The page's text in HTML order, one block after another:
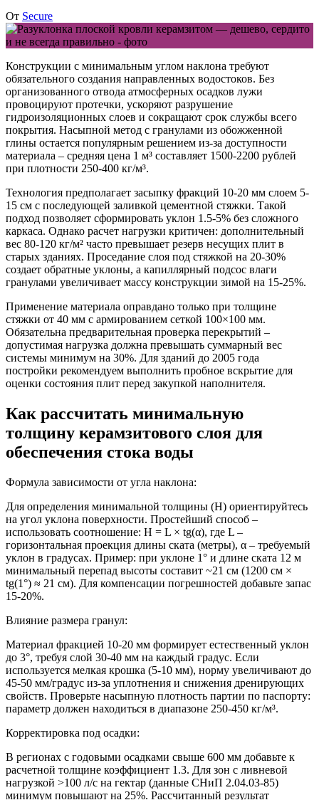
От Secure
Конструкции с минимальным углом наклона требуют
обязательного создания направленных водостоков. Без
организованного отвода атмосферных осадков лужи
провоцируют протечки, ускоряют разрушение
гидроизоляционных слоев и сокращают срок службы всего
покрытия. Насыпной метод с гранулами из обожженной
глины остается популярным решением из-за доступности
материала – средняя цена 1 м³ составляет 1500-2200 рублей
при плотности 250-400 кг/м³.
Технология предполагает засыпку фракций 10-20 мм слоем 5-
15 см с последующей заливкой цементной стяжки. Такой
подход позволяет сформировать уклон 1.5-5% без сложного
каркаса. Однако расчет нагрузки критичен: дополнительный
вес 80-120 кг/м² часто превышает резерв несущих плит в
старых зданиях. Проседание слоя под стяжкой на 20-30%
создает обратные уклоны, а капиллярный подсос влаги
гранулами увеличивает массу конструкции зимой на 15-25%.
Применение материала оправдано только при толщине
стяжки от 40 мм с армированием сеткой 100×100 мм.
Обязательна предварительная проверка перекрытий –
допустимая нагрузка должна превышать суммарный вес
системы минимум на 30%. Для зданий до 2005 года
постройки рекомендуем выполнить пробное вскрытие для
оценки состояния плит перед закупкой наполнителя.
Как рассчитать минимальную
толщину керамзитового слоя для
обеспечения стока воды
Формула зависимости от угла наклона:
Для определения минимальной толщины (H) ориентируйтесь
на угол уклона поверхности. Простейший способ –
использовать соотношение: H = L × tg(α), где L –
горизонтальная проекция длины ската (метры), α – требуемый
уклон в градусах. Пример: при уклоне 1° и длине ската 12 м
минимальный перепад высоты составит ~21 см (1200 см ×
tg(1°) ≈ 21 см). Для компенсации погрешностей добавьте запас
15-20%.
Влияние размера гранул:
Материал фракцией 10-20 мм формирует естественный уклон
до 3°, требуя слой 30-40 мм на каждый градус. Если
используется мелкая крошка (5-10 мм), норму увеличивают до
45-50 мм/градус из-за уплотнения и снижения дренирующих
свойств. Проверьте насыпную плотность партии по паспорту:
параметр должен находиться в диапазоне 250-450 кг/м³.
Корректировка под осадки:
В регионах с годовыми осадками свыше 600 мм добавьте к
расчетной толщине коэффициент 1.3. Для зон с ливневой
нагрузкой >100 л/с на гектар (данные СНиП 2.04.03-85)
минимум повышают на 25%. Рассчитанный результат